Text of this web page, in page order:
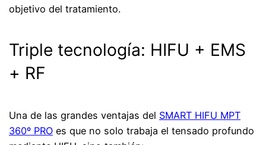
objetivo del tratamiento.
Triple tecnología: HIFU + EMS
+ RF
Una de las grandes ventajas del SMART HIFU MPT
360º PRO es que no solo trabaja el tensado profundo